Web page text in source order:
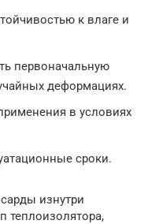
к влаге и
первоначальную
деформациях.
в условиях
сроки.
изнутри
теплоизолятора,